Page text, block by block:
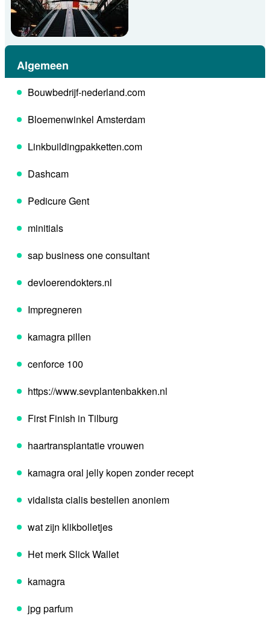
Algemeen
Bouwbedrijf-nederland.com
Bloemenwinkel Amsterdam
Linkbuildingpakketten.com
Dashcam
Pedicure Gent
minitials
sap business one consultant
devloerendokters.nl
Impregneren
kamagra pillen
cenforce 100
https://www.sevplantenbakken.nl
First Finish in Tilburg
haartransplantatie vrouwen
kamagra oral jelly kopen zonder recept
vidalista cialis bestellen anoniem
wat zijn klikbolletjes
Het merk Slick Wallet
kamagra
jpg parfum